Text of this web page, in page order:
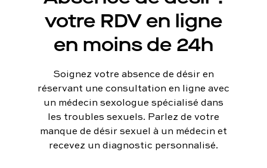
Fertilité masculine
Chute de cheveux
votre RDV en ligne
en moins de 24h
Soignez votre absence de désir en
réservant une consultation en ligne avec
un médecin sexologue spécialisé dans
les troubles sexuels. Parlez de votre
manque de désir sexuel à un médecin et
recevez un diagnostic personnalisé.